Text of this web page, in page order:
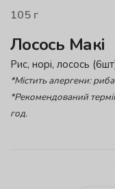
105 г
Лосось Макі
Рис, норі, лосось
*Містить алергени: риба
*Рекомендований
год.